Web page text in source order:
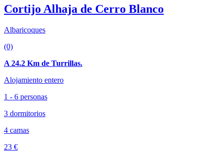
Cortijo Alhaja de Cerro Blanco
Albaricoques
(0)
A 24.2 Km de Turrillas.
Alojamiento entero
1 - 6 personas
3 dormitorios
4 camas
23 €